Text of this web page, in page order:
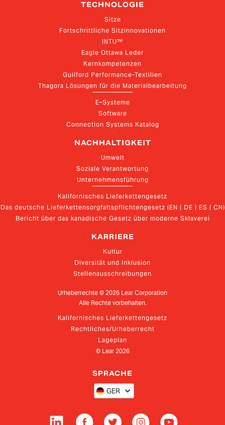
TECHNOLOGIE
Sitze
Fortschrittliche Sitzinnovationen
INTU™
Eagle Ottawa Leder
Kernkompetenzen
Guilford Performance-Textilien
Thagora Lösungen für die Materialbearbeitung
E-Systeme
Software
Connection Systems Katalog
NACHHALTIGKEIT
Umwelt
Soziale Verantwortung
Unternehmensführung
Kalifornisches Lieferkettengesetz
Das deutsche Lieferkettensorgfaltspflichtengesetz (EN | DE | ES | CN)
Bericht über das kanadische Gesetz über moderne Sklaverei
KARRIERE
Kultur
Diversität und Inklusion
Stellenausschreibungen
Urheberrechte © 2026 Lear Corporation
Alle Rechte vorbehalten.
Kalifornisches Lieferkettengesetz
Rechtliches/Urheberrecht
Lageplan
© Lear 2026
SPRACHE
GER